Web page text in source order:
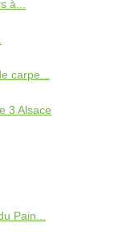
à...
carpe...
3 Alsace
Pain...